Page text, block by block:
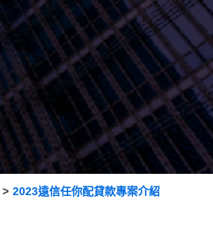
2023遠信任你配貸款專案介紹